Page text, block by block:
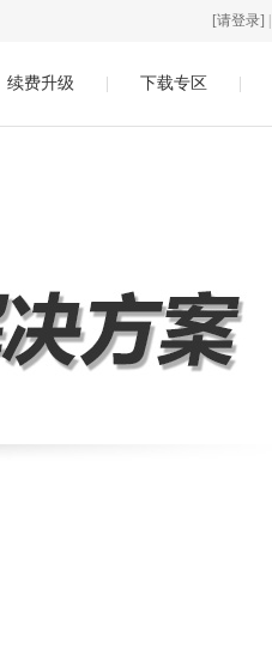
[请登录]
续费升级 下载专区